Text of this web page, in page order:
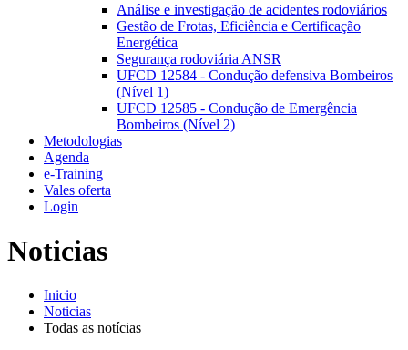
Análise e investigação de acidentes rodoviários
Gestão de Frotas, Eficiência e Certificação
Energética
Segurança rodoviária ANSR
UFCD 12584 - Condução defensiva Bombeiros
(Nível 1)
UFCD 12585 - Condução de Emergência
Bombeiros (Nível 2)
Metodologias
Agenda
e-Training
Vales oferta
Login
Noticias
Inicio
Noticias
Todas as notícias